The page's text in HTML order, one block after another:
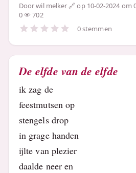
Doorwil melker
op 10-02-2024 om
0
702
0 stemmen
De elfde van de elfde
ik zag de
feestmutsen op
stengels drop
in grage handen
ijlte van plezier
daalde neer en